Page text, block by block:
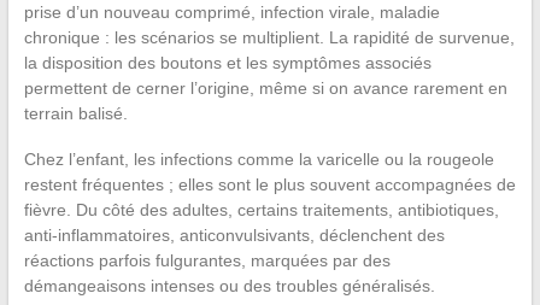
prise d’un nouveau comprimé, infection virale, maladie
chronique : les scénarios se multiplient. La rapidité de survenue,
la disposition des boutons et les symptômes associés
permettent de cerner l’origine, même si on avance rarement en
terrain balisé.
Chez l’enfant, les infections comme la varicelle ou la rougeole
restent fréquentes ; elles sont le plus souvent accompagnées de
fièvre. Du côté des adultes, certains traitements, antibiotiques,
anti-inflammatoires, anticonvulsivants, déclenchent des
réactions parfois fulgurantes, marquées par des
démangeaisons intenses ou des troubles généralisés.